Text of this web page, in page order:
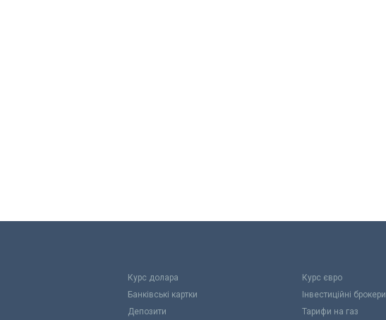
Курс долара
Курс євро
Банківські картки
Інвестиційні брокери
Депозити Тарифи на газ